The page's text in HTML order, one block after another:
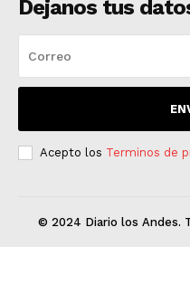
Dejanos tus
Acepto los Terminos de
© 2024 Diario los Andes.